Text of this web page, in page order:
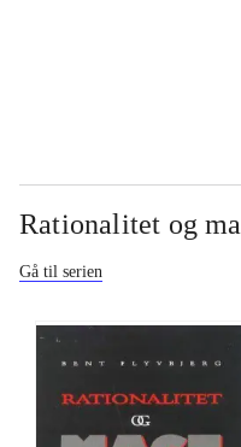
Rationalitet og
Gå til serien